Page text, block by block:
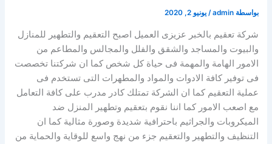
بواسطة admin
/يونيو 2, 2020
شركة تعقيم بالخبر عزيزى العميل اصبح التعقيم والتطهير للمنازل
والبيوت والمساجد والشقق والفلل والمجالس والمطاعم من
الامور الهامة والمهمة فى حياة كل شخص كما ان شركتنا تخصصت
فى توفير كافة الادوات والمواد والمطهرات التى تستخدم فى
عملية التعقيم كما ان الشركة تمتلك كادر مدرب على كافة التعامل
مع اصعب الامور كما اننا نقوم بتعقيم وتطهير المنزل ضد
الميكروبات والجراثيم باحترافية شديدة وصورة مثالية كما ان
التنظيف والتطهير والتعقيم جزء من نهج واسع للوقاية والحماية من